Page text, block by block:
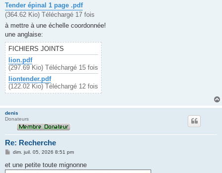
Tender épinal 1 page .pdf
(364.62 Kio) Téléchargé 17 fois
à mettre à une échelle coordonnée!
une anglaise:
FICHIERS JOINTS
lion.pdf
(297.69 Kio) Téléchargé 15 fois
liontender.pdf
(122.02 Kio) Téléchargé 12 fois
denis
Donateurs
Re: Recherche
M
s
s
dim. juil. 05, 2026 8:51 pm
et une petite toute mignonne